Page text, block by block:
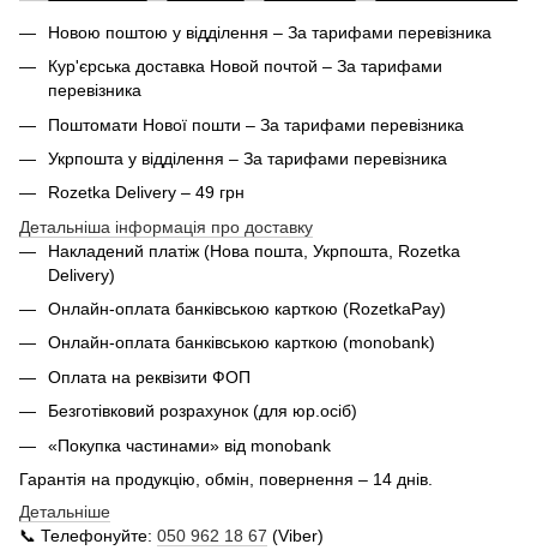
Новою поштою у відділення – За тарифами перевізника
Кур'єрська доставка Новой почтой – За тарифами
перевізника
Поштомати Нової пошти – За тарифами перевізника
Укрпошта у відділення – За тарифами перевізника
Rozetka Delivery – 49 грн
Детальніша інформація про доставку
Накладений платіж (Нова пошта, Укрпошта, Rozetka
Delivery)
Онлайн-оплата банківською карткою (RozetkaPay)
Онлайн-оплата банківською карткою (monobank)
Оплата на реквізити ФОП
Безготівковий розрахунок (для юр.осіб)
«Покупка частинами» від monobank
Гарантія на продукцію, обмін, повернення – 14 днів.
Детальніше
📞 Телефонуйте: 050 962 18 67 (Viber)